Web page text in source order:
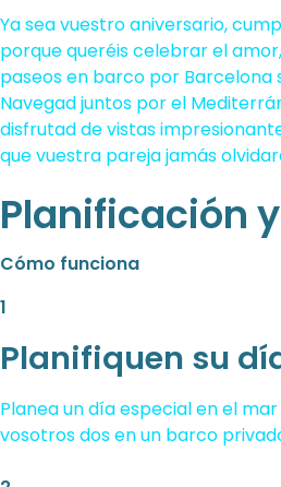
Ya sea vuestro aniversario,
porque queréis celebrar el
paseos en barco por
Navegad juntos por el
disfrutad de vistas
que vuestra pareja jamás
Planificación
Cómo funciona
1
Planifiquen su
Planea un día especial en el
vosotros dos en un barco